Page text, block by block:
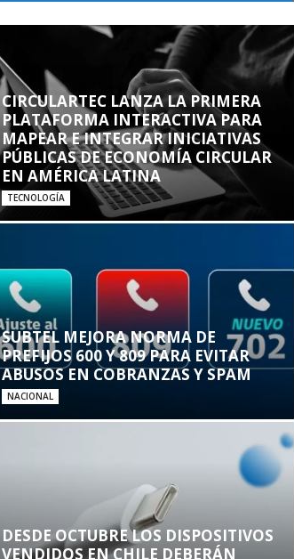
CIRCULARTEC LANZA LA PRIMERA
PLATAFORMA INTERACTIVA PARA
MAPEAR E INTEGRAR INICIATIVAS
PÚBLICAS DE ECONOMÍA CIRCULAR
EN AMÉRICA LATINA
TECNOLOGÍA
SUBTEL MEJORA NORMA DE
PREFIJOS 600 Y 809 PARA EVITAR
ABUSOS EN COBRANZAS Y SPAM
NACIONAL
DESDE OCTUBRE LOS DISPOSITIVOS
VENDIDOS EN CHILE DEBERÁN